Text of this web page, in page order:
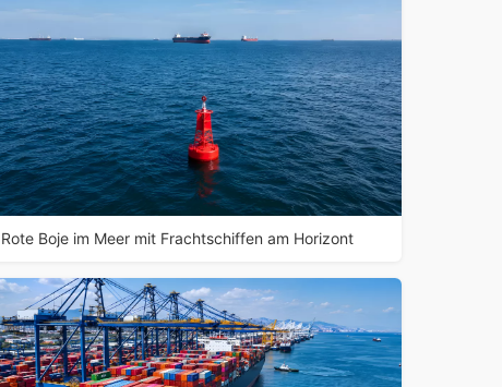
Rote Boje im Meer mit Frachtschiffen am Horizont